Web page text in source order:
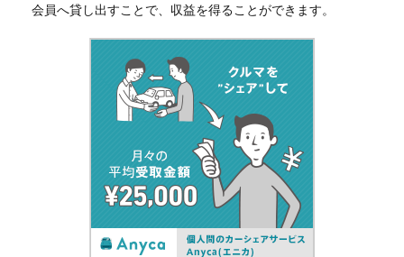
会員へ貸し出すことで、収益を得ることができます。